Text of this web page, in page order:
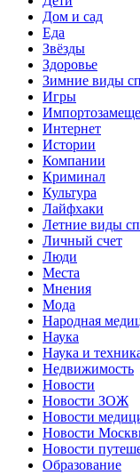
Дом и сад
Еда
Звёзды
Здоровье
Зимние виды
Игры
Интернет
Истории
Компании
Криминал
Культура
Лайфхаки
Летние виды
Личный счет
Люди
Места
Мнения
Мода
Народная
Наука
Наука и
Недвижимость
Новости
Новости ЗОЖ
Новости
Новости
Новости
Образование